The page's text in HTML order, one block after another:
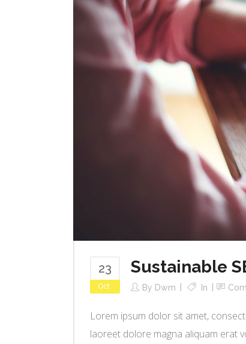
23
Oct
Sustainable
By Dwm In
Lorem ipsum dolor sit amet,
laoreet dolore magna aliquam erat